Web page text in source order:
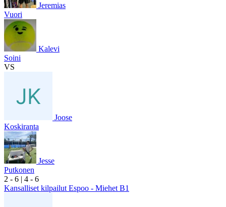
Jeremias
Vuori
Kalevi
Soini
VS
Joose
Koskiranta
Jesse
Putkonen
2 - 6 | 4 - 6
Kansalliset kilpailut Espoo - Miehet B1